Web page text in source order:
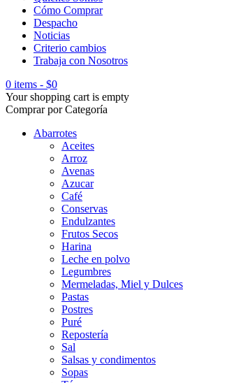
Cómo Comprar
Despacho
Noticias
Criterio cambios
Trabaja con Nosotros
0 items - $0
Your shopping cart is empty
Comprar por Categoría
Abarrotes
Aceites
Arroz
Avenas
Azucar
Café
Conservas
Endulzantes
Frutos Secos
Harina
Leche en polvo
Legumbres
Mermeladas, Miel y Dulces
Pastas
Postres
Puré
Repostería
Sal
Salsas y condimentos
Sopas